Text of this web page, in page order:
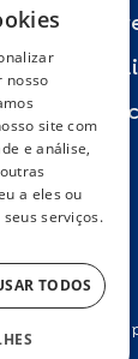
FRENCH
ENGLISH
SPANISH
GERMAN
ITALIAN
PORTUGUESE
nosso
site com
e análise,
a eles ou
serviços.
TODOS